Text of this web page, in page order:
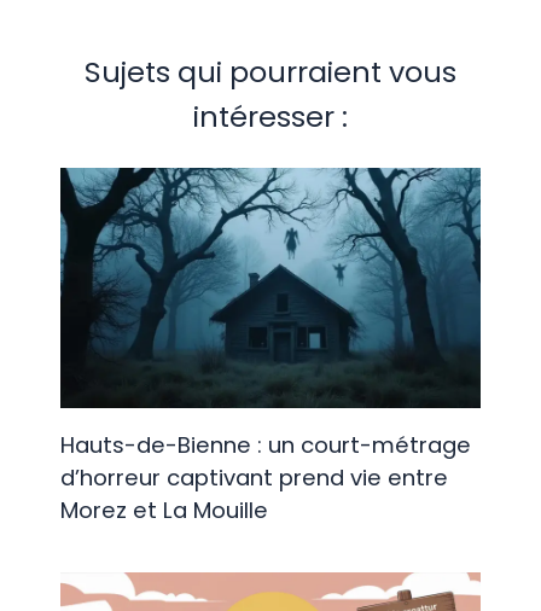
Sujets qui pourraient vous
intéresser :
Hauts-de-Bienne : un court-métrage
d’horreur captivant prend vie entre
Morez et La Mouille